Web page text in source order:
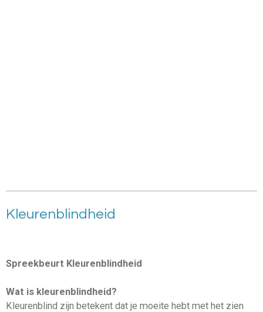
Kleurenblindheid
Spreekbeurt Kleurenblindheid
Wat is kleurenblindheid?
Kleurenblind zijn betekent dat je moeite hebt met het zien